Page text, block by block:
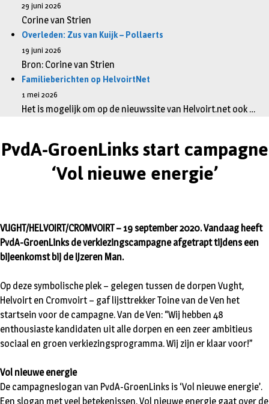
29 juni 2026
Corine van Strien
Overleden: Zus van Kuijk – Pollaerts
19 juni 2026
Bron: Corine van Strien
Familieberichten op HelvoirtNet
1 mei 2026
Het is mogelijk om op de nieuwssite van Helvoirt.net ook …
PvdA-GroenLinks start campagne
‘Vol nieuwe energie’
VUGHT/HELVOIRT/CROMVOIRT – 19 september 2020. Vandaag heeft
PvdA-GroenLinks de verkiezingscampagne afgetrapt tijdens een
bijeenkomst bij de IJzeren Man.
Op deze symbolische plek – gelegen tussen de dorpen Vught,
Helvoirt en Cromvoirt – gaf lijsttrekker Toine van de Ven het
startsein voor de campagne. Van de Ven: “Wij hebben 48
enthousiaste kandidaten uit alle dorpen en een zeer ambitieus
sociaal en groen verkiezingsprogramma. Wij zijn er klaar voor!”
Vol nieuwe energie
De campagneslogan van PvdA-GroenLinks is ‘Vol nieuwe energie’.
Een slogan met veel betekenissen. Vol nieuwe energie gaat over de